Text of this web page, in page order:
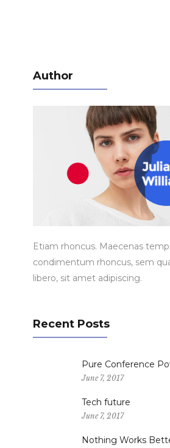
Author
Etiam rhoncus. Maecenas
condimentum rhoncus, sem
libero, sit amet adipiscing.
Recent Posts
Pure Conference
June 7, 2017
Tech future
June 7, 2017
Nothing Works